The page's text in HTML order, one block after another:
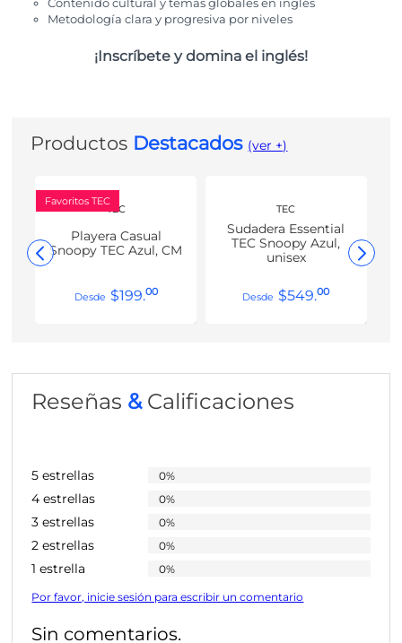
Metodología clara y progresiva por niveles
¡Inscríbete y domina el inglés!
Productos Destacados (ver +)
Favoritos TEC
TEC
Playera Casual
Snoopy TEC Azul, CM
$199.00
TEC
Sudadera Essential
TEC Snoopy Azul,
unisex
$549.00
Reseñas &Calificaciones
5 estrellas 0%
4 estrellas 0%
3 estrellas 0%
2 estrellas 0%
1 estrella 0%
Por favor, inicie sesión para escribir un comentario
Sin comentarios.